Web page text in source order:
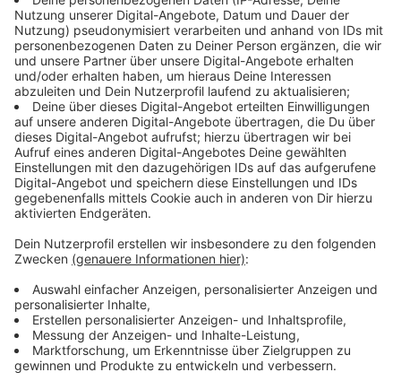
Forderungen nach mehr Tempo bei der
Energiewende
Anzeige
Fridays for Future Düsseldorf beteiligt sich mit der
Aktion an bundesweiten Protesten. Die Aktivistinnen
und Aktivisten verlangen unter anderem, dass die
weiter vorantreibt.
Außerdem fordern sie eine stärkere Förderung für den
Einbau von Wärmepumpen. Gleichzeitig lehnt die
Bewegung neue Anreize für fossile Energien ab und
drängt auf einen schnelleren Ausstieg aus Gas.